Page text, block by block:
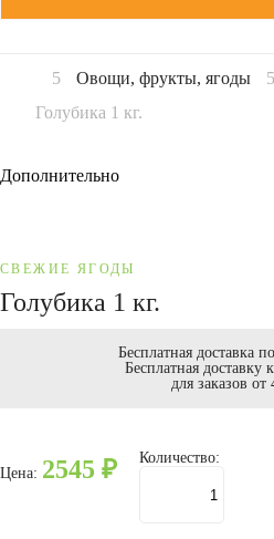
Овощи, фрукты, ягоды
Голубика 1 кг.
Дополнительно
СВЕЖИЕ ЯГОДЫ
Голубика 1 кг.
Бесплатная доставка
Бесплатная доставку
для заказов от
Цена: 2545 ₽ Количество: